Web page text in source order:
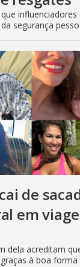
segurança
de
em
dela acreditam
à boa forma